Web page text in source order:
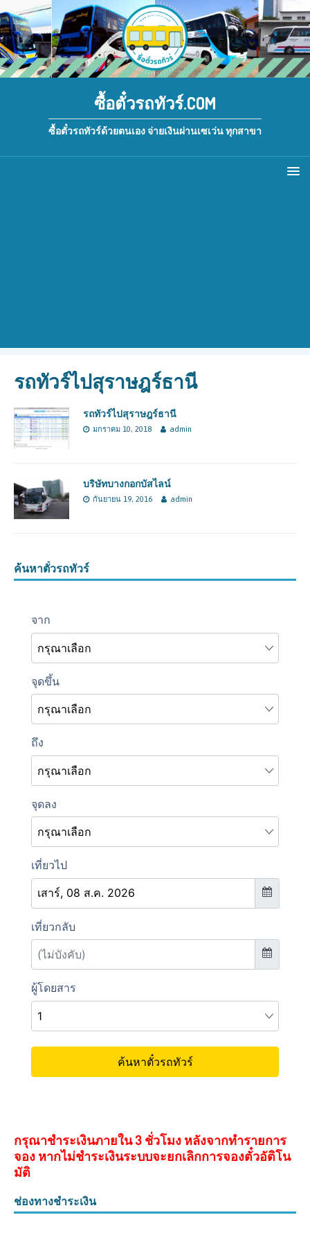
ซื้อตั๋วรถทัวร์.COM
ซื้อตั๋วรถทัวร์ด้วยตนเอง จ่ายเงินผ่านเซเว่น ทุกสาขา
รถทัวร์ไปสุราษฎร์ธานี
รถทัวร์ไปสุราษฎร์ธานี
มกราคม 10, 2018 admin
บริษัทบางกอกบัสไลน์
กันยายน 19, 2016 admin
ค้นหาตั๋วรถทัวร์
กรุณาชำระเงินภายใน 3 ชั่วโมง หลังจากทำรายการ
จอง หากไม่ชำระเงินระบบจะยกเลิกการจองตั๋วอัติโน
มัติ
ช่องทางชำระเงิน